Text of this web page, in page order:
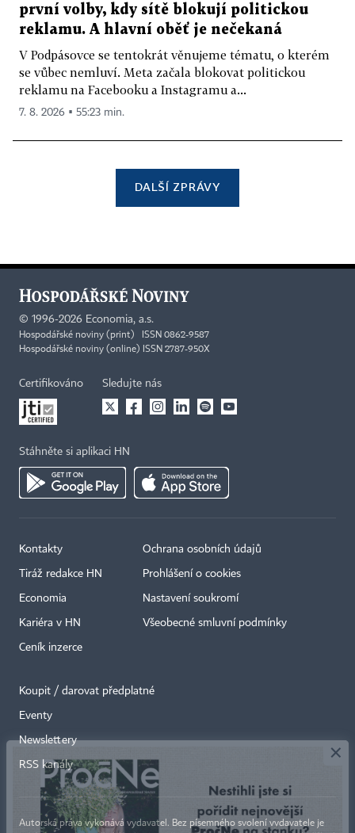
první volby, kdy sítě blokují politickou
reklamu. A hlavní oběť je nečekaná
V Podpásovce se tentokrát věnujeme tématu, o kterém
se vůbec nemluví. Meta začala blokovat politickou
reklamu na Facebooku a Instagramu a...
7. 8. 2026 ▪ 55:23 min.
DALŠÍ ZPRÁVY
© 1996-2026 Economia, a.s.
Hospodářské noviny (print) ISSN 0862-9587
Hospodářské noviny (online) ISSN 2787-950X
Certifikováno Sledujte nás
Stáhněte si aplikaci HN
Kontakty
Tiráž redakce HN
Economia
Kariéra v HN
Ceník inzerce
Ochrana osobních údajů
Prohlášení o cookies
Nastavení soukromí
Všeobecné smluvní podmínky
Koupit / darovat předplatné
Eventy
Newslettery
RSS kanály
Autorská práva vykonává vydavatel. Bez písemného svolení vydavatele je